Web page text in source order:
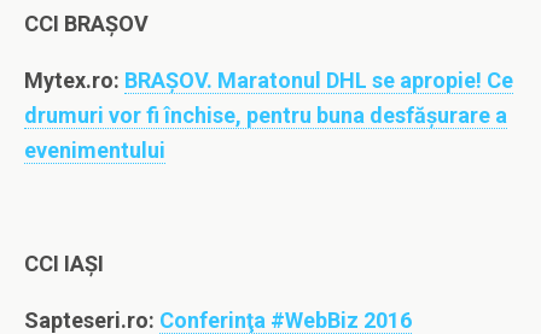
CCI BRAȘOV
Mytex.ro: BRAŞOV. Maratonul DHL se apropie! Ce
drumuri vor fi închise, pentru buna desfăşurare a
evenimentului
CCI IAȘI
Sapteseri.ro: Conferinţa #WebBiz 2016